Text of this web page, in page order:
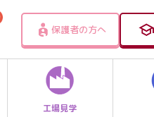
保護者の方へ
工場見学